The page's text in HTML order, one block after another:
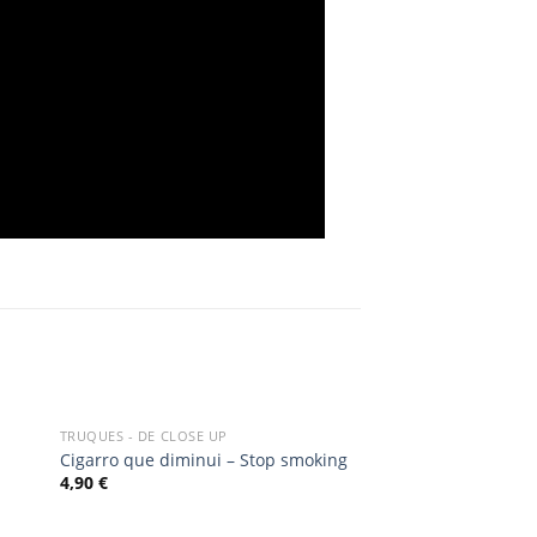
Add
to
TRUQUES - DE CLOSE UP
Cigarro que diminui – Stop smoking
4,90 €